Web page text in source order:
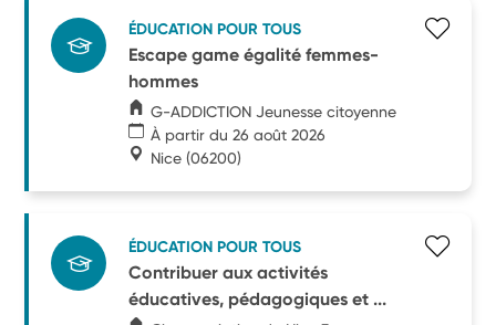
ÉDUCATION POUR TOUS
Escape game égalité femmes-
hommes
G-ADDICTION Jeunesse citoyenne
À partir du 26 août 2026
Nice (06200)
ÉDUCATION POUR TOUS
Contribuer aux activités
éducatives, pédagogiques et ...